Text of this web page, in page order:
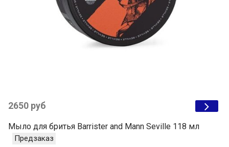
2650 руб
Мыло для бритья Barrister and Mann Seville 118 мл
Предзаказ